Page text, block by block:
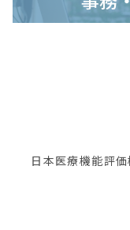
日本医療機能評